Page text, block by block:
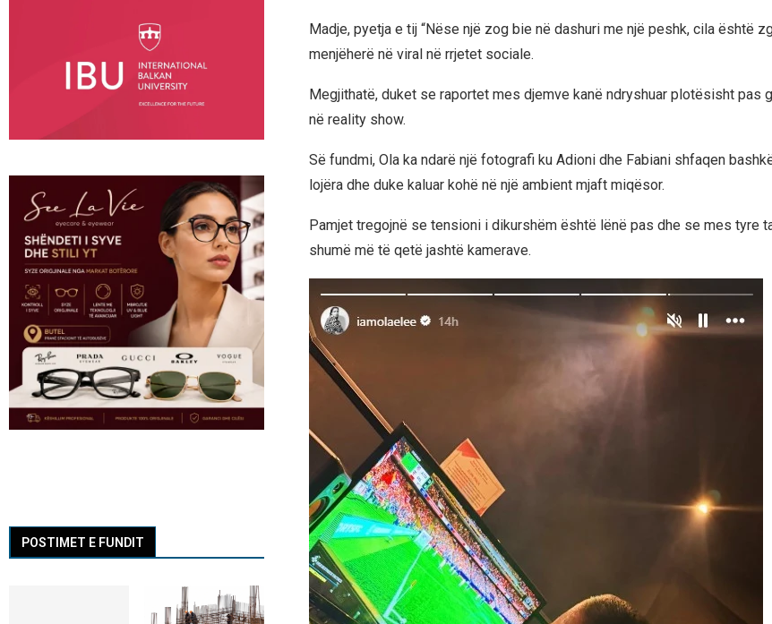
Madje, pyetja e tij “Nëse një zog bie në dashuri me një peshk, cila është
menjëherë në viral në rrjetet sociale.
Megjithatë, duket se raportet mes djemve kanë ndryshuar plotësisht pas
në reality show.
Së fundmi, Ola ka ndarë një fotografi ku Adioni dhe Fabiani shfaqen
lojëra dhe duke kaluar kohë në një ambient mjaft miqësor.
Pamjet tregojnë se tensioni i dikurshëm është lënë pas dhe se mes tyre
shumë më të qetë jashtë kamerave.
POSTIMET E FUNDIT